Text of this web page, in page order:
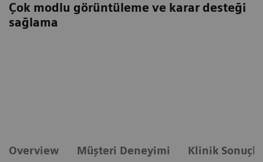
Çok modlu görüntüleme ve karar desteği
sağlama
Overview Müşteri Deneyimi Klinik